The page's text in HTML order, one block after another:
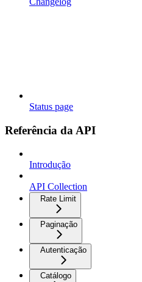
Status page
Referência da API
Introdução
API Collection
Rate Limit
Paginação
Autenticação
Catálogo